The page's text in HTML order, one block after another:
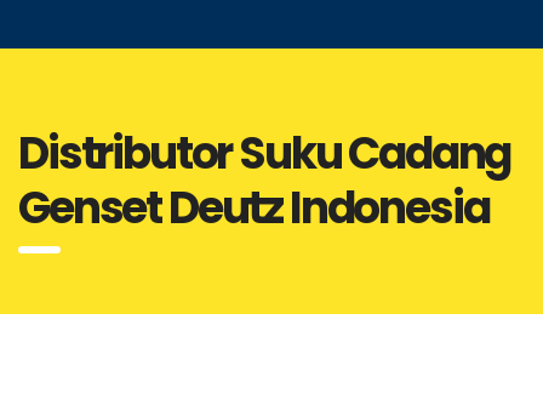
Distributor Suku Cadang
Genset Deutz Indonesia